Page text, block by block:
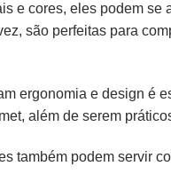
e cores, eles podem se
são perfeitas para
ergonomia e design é
além de serem
também podem servir